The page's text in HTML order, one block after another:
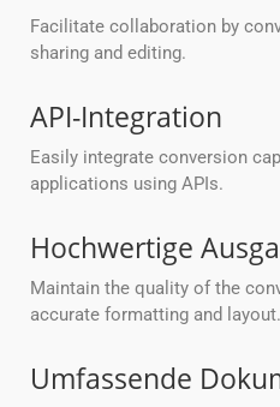
Facilitate collaboration by
sharing and editing.
API-Integration
Easily integrate conversion
applications using APIs.
Hochwertige
Maintain the quality of the
accurate formatting and layout.
Umfassende